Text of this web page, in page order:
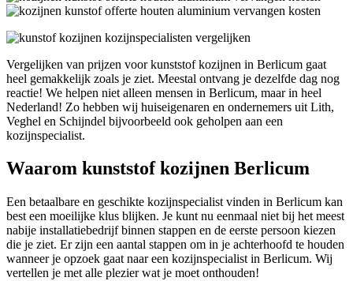
Vergelijken van prijzen voor kunststof kozijnen in Berlicum gaat
heel gemakkelijk zoals je ziet. Meestal ontvang je dezelfde dag nog
reactie! We helpen niet alleen mensen in Berlicum, maar in heel
Nederland! Zo hebben wij huiseigenaren en ondernemers uit Lith,
Veghel en Schijndel bijvoorbeeld ook geholpen aan een
kozijnspecialist.
Waarom kunststof kozijnen Berlicum
Een betaalbare en geschikte kozijnspecialist vinden in Berlicum kan
best een moeilijke klus blijken. Je kunt nu eenmaal niet bij het meest
nabije installatiebedrijf binnen stappen en de eerste persoon kiezen
die je ziet. Er zijn een aantal stappen om in je achterhoofd te houden
wanneer je opzoek gaat naar een kozijnspecialist in Berlicum. Wij
vertellen je met alle plezier wat je moet onthouden!